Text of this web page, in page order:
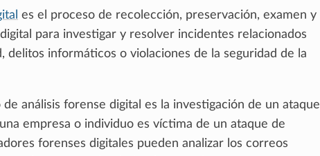
es el proceso de recolección, preservación, examen y
para investigar y resolver incidentes relacionados
delitos informáticos o violaciones de la seguridad de la
análisis forense digital es la investigación de un ataque
empresa o individuo es víctima de un ataque de
forenses digitales pueden analizar los correos